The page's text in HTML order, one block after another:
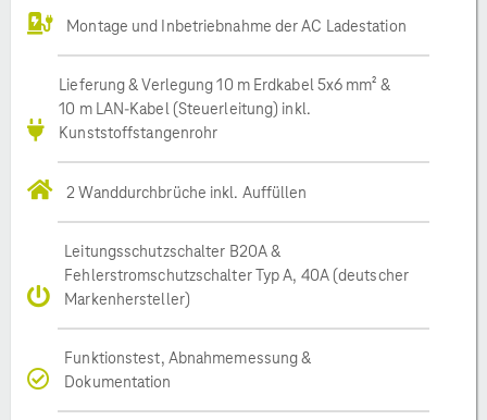
Montage und Inbetriebnahme der AC Ladestation
Lieferung & Verlegung 10 m Erdkabel 5x6 mm² &
10 m LAN-Kabel (Steuerleitung) inkl.
Kunststoffstangenrohr
2 Wanddurchbrüche inkl. Auffüllen
Leitungsschutzschalter B20A &
Fehlerstromschutzschalter Typ A, 40A (deutscher
Markenhersteller)
Funktionstest, Abnahmemessung &
Dokumentation